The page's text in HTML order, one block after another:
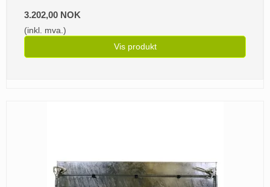
3.202,00 NOK
(inkl. mva.)
Vis produkt